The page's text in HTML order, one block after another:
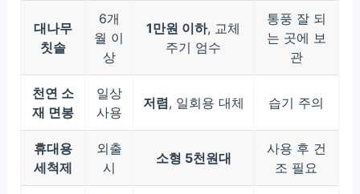
대나무
칫솔
6개
월 이
상
1만원 이하, 교체
주기 엄수
통풍 잘 되
는 곳에 보
관
천연 소
재 면봉
일상
사용
저렴, 일회용 대체 습기 주의
휴대용
세척제
외출
시
소형 5천원대
사용 후 건
조 필요